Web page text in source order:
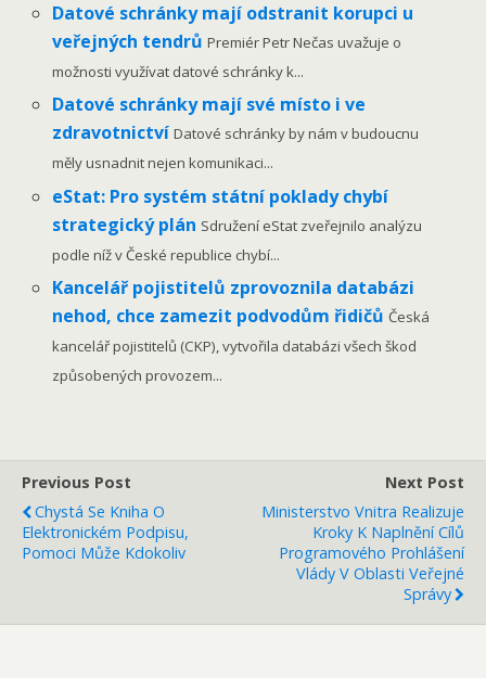
Datové schránky mají odstranit korupci u
veřejných tendrůPremiér Petr Nečas uvažuje o
možnosti využívat datové schránky k...
Datové schránky mají své místo i ve
zdravotnictvíDatové schránky by nám v budoucnu
měly usnadnit nejen komunikaci...
eStat: Pro systém státní poklady chybí
strategický plán Sdružení eStat zveřejnilo analýzu
podle níž v České republice chybí...
Kancelář pojistitelů zprovoznila databázi
nehod, chce zamezit podvodům řidičůČeská
kancelář pojistitelů (CKP), vytvořila databázi všech škod
způsobených provozem...
Previous Post
Chystá Se Kniha O
Elektronickém Podpisu,
Pomoci Může Kdokoliv
Next Post
Ministerstvo Vnitra Realizuje
Kroky K Naplnění Cílů
Programového Prohlášení
Vlády V Oblasti Veřejné
Správy